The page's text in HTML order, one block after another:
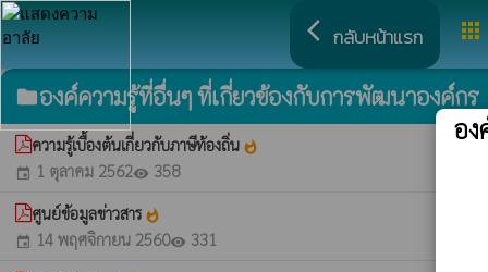
arrow_back_ios กลับหน้าแรก apps
folderองค์ความรู้ที่อื่นๆ ที่เกี่ยวข้องกับการพัฒนาองค์กร
ความรู้เบื้องต้นเกี่ยวกับภาษีท้องถิ่น whatshot
event 1 ตุลาคม 2562visibility 358
ศูนย์ข้อมูลข่าวสาร whatshot
event 14 พฤศจิกายน 2560visibility 331
อ